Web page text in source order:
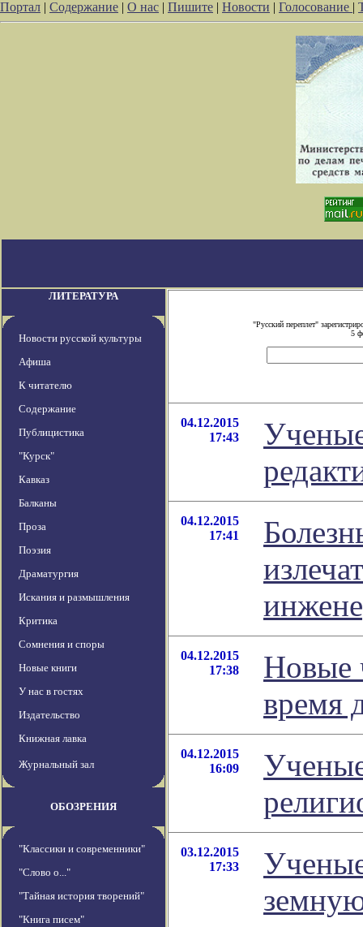
Портал | Содержание | О нас | Пишите | Новости | Голосование |
ЛИТЕРАТУРА
Новости русской культуры
Афиша
К читателю
Содержание
Публицистика
"Курск"
Кавказ
Балканы
Проза
Поэзия
Драматургия
Искания и размышления
Критика
Сомнения и споры
Новые книги
У нас в гостях
Издательство
Книжная лавка
Журнальный зал
ОБОЗРЕНИЯ
"Классики и современники"
"Слово о..."
"Тайная история творений"
"Книга писем"
"Русский переплет"
5
04.12.2015
17:43
04.12.2015
17:41
04.12.2015
17:38
Новые
время
04.12.2015
16:09
03.12.2015
17:33